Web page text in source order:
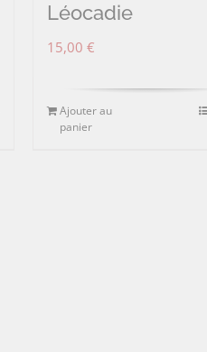
Léocadie
15,00€
Ajouter au
panier